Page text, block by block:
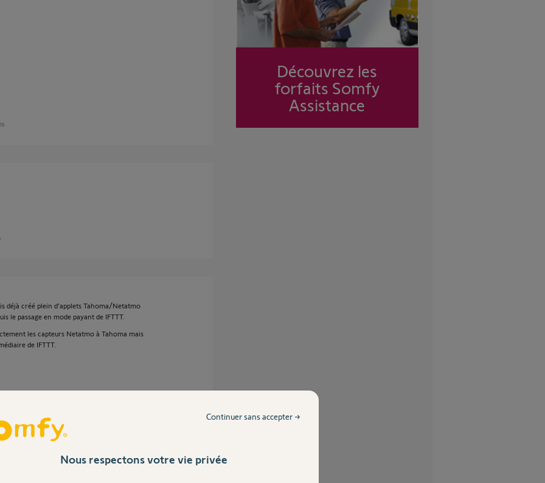
déjà créé plein d'applets Tahoma/Netatmo
le passage en mode payant de IFTTT.
les capteurs Netatmo à Tahoma mais
de IFTTT.
je l'ai réinstallé rien que pour toi
Découvrez les
forfaits Somfy
Assistance
Nous respectons votre vie privée
Continuer sans accepter →